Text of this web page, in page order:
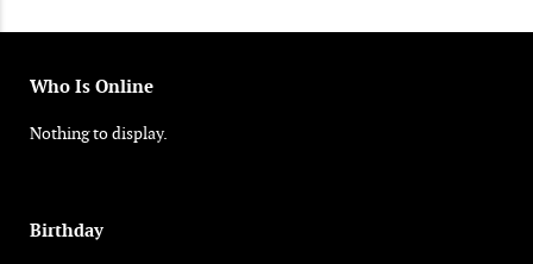
Who Is Online
Nothing to display.
Birthday